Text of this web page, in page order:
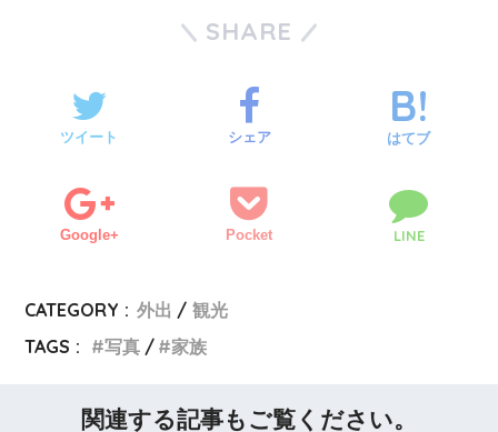
SHARE
ツイート シェア はてブ
Google+ Pocket LINE
CATEGORY : 外出
観光
TAGS :
写真 家族
関連する記事もご覧ください。